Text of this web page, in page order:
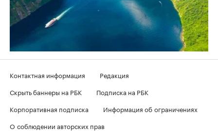
Контактная информация
Редакция
Скрыть баннеры на РБК
Подписка на РБК
Корпоративная подписка
Информация об ограничениях
О соблюдении авторских прав